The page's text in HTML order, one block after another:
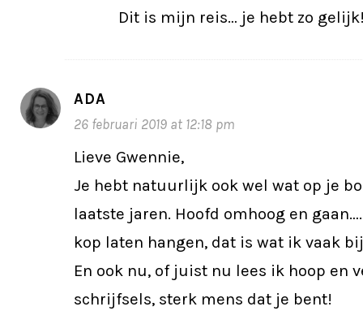
Dit is mijn reis… je hebt zo
ADA
26 februari 2019 at 12:18 pm
Lieve Gwennie,
Je hebt natuurlijk ook wel wat op je
laatste jaren. Hoofd omhoog en
kop laten hangen, dat is wat ik vaak
En ook nu, of juist nu lees ik hoop en
schrijfsels, sterk mens dat je bent!